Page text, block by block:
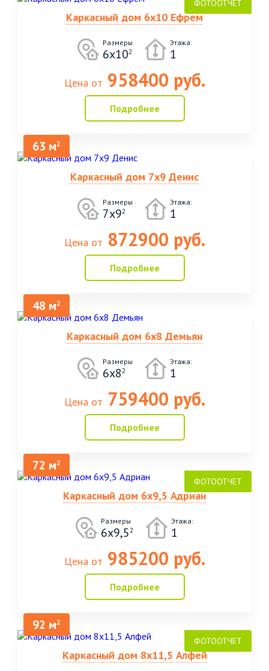
Каркасный дом 6х10 Ефрем
Размеры
6х102
Этажа:
1
Цена от 958400 руб.
Подробнее
63 м2
Каркасный дом 7х9 Денис
Размеры
7х92
Этажа:
1
Цена от 872900 руб.
Подробнее
48 м2
Каркасный дом 6х8 Демьян
Размеры
6х82
Этажа:
1
Цена от 759400 руб.
Подробнее
72 м2
Каркасный дом 6х9,5 Адриан
Размеры
6х9,52
Этажа:
1
Цена от 985200 руб.
Подробнее
92 м2
Каркасный дом 8х11,5 Алфей